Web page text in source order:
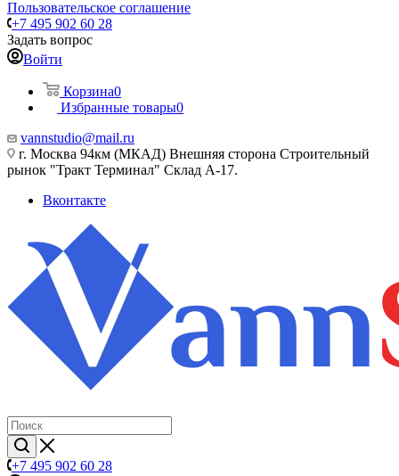
Пользовательское соглашение
+7 495 902 60 28
Задать вопрос
Войти
Корзина0
Избранные товары0
vannstudio@mail.ru
г. Москва 94км (МКАД) Внешняя сторона Строительный
рынок "Тракт Терминал" Склад А-17.
Вконтакте
+7 495 902 60 28